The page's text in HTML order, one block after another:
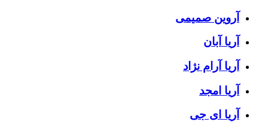
آروین صمیمی
آریا آبان
آریا آرام نژاد
آریا امجد
آریا ای جی